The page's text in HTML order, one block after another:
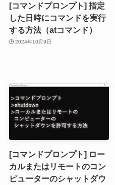
[コマンドプロンプト] 指定
した日時にコマンドを実行
する方法（atコマンド）
2024年10月9日
[コマンドプロンプト] ロー
カルまたはリモートのコン
ピューターのシャットダウ